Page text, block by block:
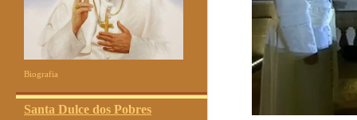
Biografia
Santa Dulce dos Pobres